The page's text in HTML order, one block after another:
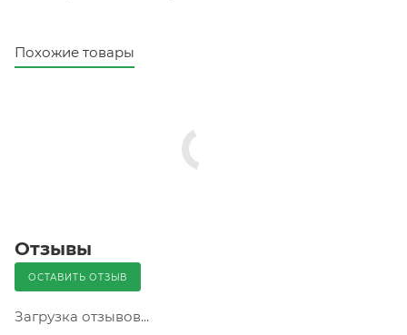
Похожие товары
Отзывы
ОСТАВИТЬ ОТЗЫВ
Загрузка отзывов...